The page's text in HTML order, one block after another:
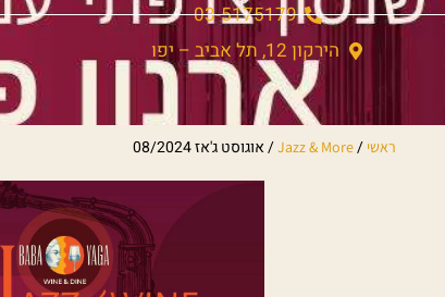
03-5175179
הירקון 12, תל אביב – יפו
ראשי /
Jazz & More
/אוגוסט ג'אז 08/2024